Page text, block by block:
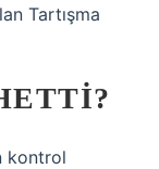
Tartışma
kontrol